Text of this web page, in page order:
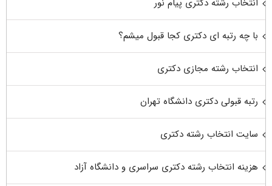
انتخاب رشته دکتری پیام نور
با چه رتبه ای دکتری کجا قبول میشم؟
انتخاب رشته مجازی دکتری
رتبه قبولی دکتری دانشگاه تهران
سایت انتخاب رشته دکتری
هزینه انتخاب رشته دکتری سراسری و دانشگاه آزاد